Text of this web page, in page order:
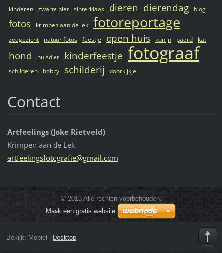
kinderen zwarte piet sinterklaas dieren dierendag blog
fotos krimpen aan de lek fotoreportage
zeegezicht natuur fotos feestje open huis konijn paard kat
hond huisdier kinderfeestje fotograaf
schilderen hobby schilderij doorkijkje
Contact
Artfeelings (Joke Rietveld)
Krimpen aan de Lek
artfeelingsfotografie@gmail.com
© 2013 Alle rechten voorbehouden.
Maak een gratis website
Bekijk: Mobiel Desktop